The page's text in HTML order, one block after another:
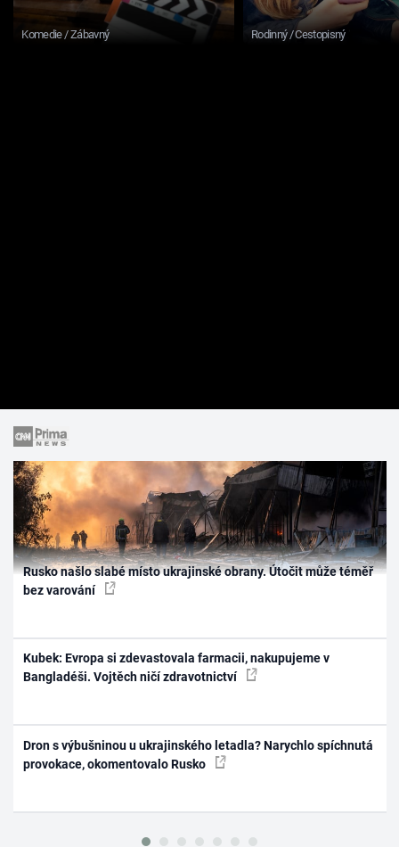
Komedie / Zábavný Rodinný / Cestopisný
Rusko našlo slabé místo ukrajinské obrany. Útočit může téměř
bez varování
Kubek: Evropa si zdevastovala farmacii, nakupujeme v
Bangladéši. Vojtěch ničí zdravotnictví
Dron s výbušninou u ukrajinského letadla? Narychlo spíchnutá
provokace, okomentovalo Rusko